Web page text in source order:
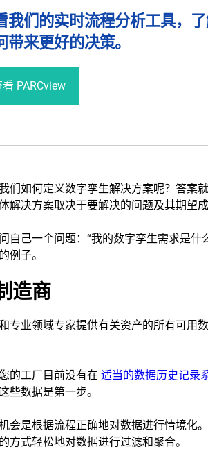
我们的实时流程分析工具，
带来更好的决策。
PARCview
们如何定义数字孪生解决方案呢？答案
决方案取决于要解决的问题及其期望成
自己一个问题：“我的数字孪生需求是什
例子。
造商
专业领域专家提供有关资产的所有可用
的工厂目前没有在 适当的数据历史记录
些数据是第一步。
会是根据流程正确地对数据进行情境化
式轻松地对数据进行过滤和聚合。